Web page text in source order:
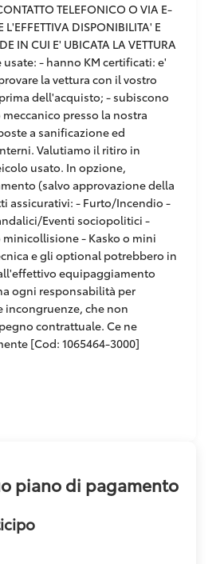
TELEFONICO O VIA E-
L'EFFETTIVA DISPONIBILITA' E
IN CUI E' UBICATA LA VETTURA
- hanno KM certificati: e'
la vettura con il vostro
dell'acquisto; - subiscono
presso la nostra
a sanificazione ed
Valutiamo il ritiro in
usato. In opzione,
(salvo approvazione della
assicurativi: - Furto/Incendio -
Eventi sociopolitici -
- Kasko o mini
e gli optional potrebbero in
equipaggiamento
ogni responsabilità per
che non
contrattuale. Ce ne
[Cod: 1065464-3000]
piano di pagamento